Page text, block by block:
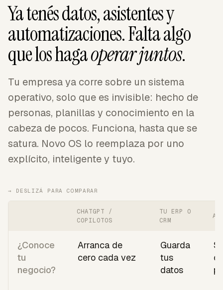
Ya tenés datos, asistentes y
automatizaciones. Falta algo
que los hagaoperar juntos.
Tu empresa ya corre sobre un sistema
operativo, solo que es invisible: hecho de
personas, planillas y conocimiento en la
cabeza de pocos. Funciona, hasta que se
satura. Novo OS lo reemplaza por uno
explícito, inteligente y tuyo.
→ DESLIZÁ PARA COMPARAR
CHATGPT /
COPILOTOS
TU ERP O
CRM
¿Conoce
tu
negocio?
Arranca de
cero cada vez
Guarda
tus
datos